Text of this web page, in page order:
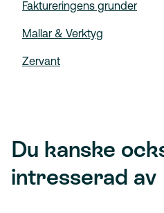
Faktureringens grunder
Mallar & Verktyg
Zervant
Du kanske
intresserad av